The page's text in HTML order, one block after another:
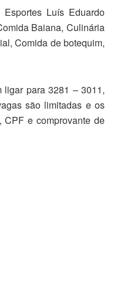
Luís Eduardo
Baiana, Culinária
Comida de botequim,
ligar para 3281 – 3011,
são limitadas e os
CPF e comprovante de